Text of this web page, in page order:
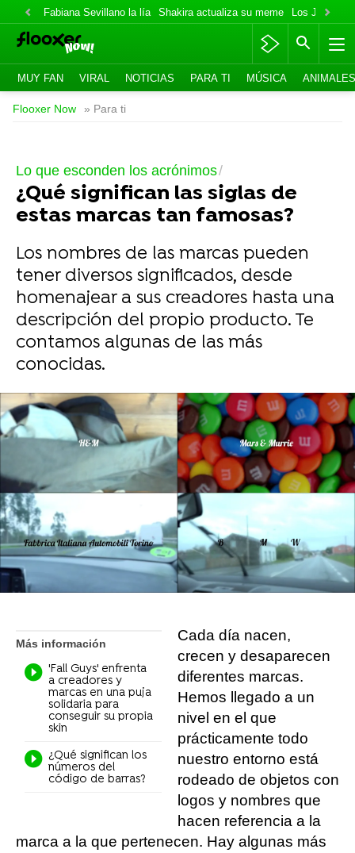
Fabiana Sevillano la lía Shakira actualiza su meme Los Jonas
MUY FAN VIRAL NOTICIAS PARA TI MÚSICA ANIMALES
Flooxer Now » Para ti
Lo que esconden los acrónimos
¿Qué significan las siglas de
estas marcas tan famosas?
Los nombres de las marcas pueden
tener diversos significados, desde
homenajear a sus creadores hasta una
descripción del propio producto. Te
contamos algunas de las más
conocidas.
Flooxer Now
Madrid
Publicado:18 de noviembre de 2021, 13:22
Flipboard
Más información
'Fall Guys' enfrenta
a creadores y
marcas en una puja
solidaria para
conseguir su propia
skin
¿Qué significan los
números del
código de barras?
Cada día nacen,
crecen y desaparecen
diferentes marcas.
Hemos llegado a un
nivel en el que
prácticamente todo
nuestro entorno está
rodeado de objetos con
logos y nombres que
hacen referencia a la
marca a la que pertenecen. Hay algunas más